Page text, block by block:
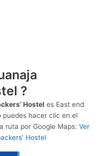
?
Hostel es East end
puedes hacer clic en el
ruta por Google Maps: Ver
Hostel